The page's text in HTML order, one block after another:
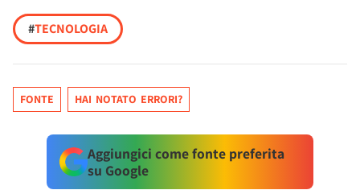
#TECNOLOGIA
FONTE HAI NOTATO ERRORI?
Aggiungici come fonte preferita
su Google